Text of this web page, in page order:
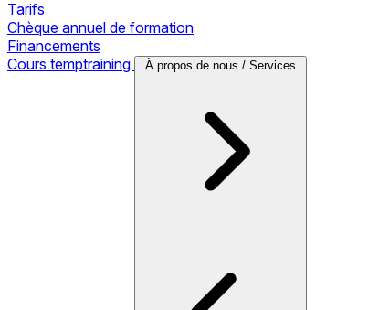
Tarifs
Chèque annuel de formation
Financements
Cours temptraining
À propos de nous / Services